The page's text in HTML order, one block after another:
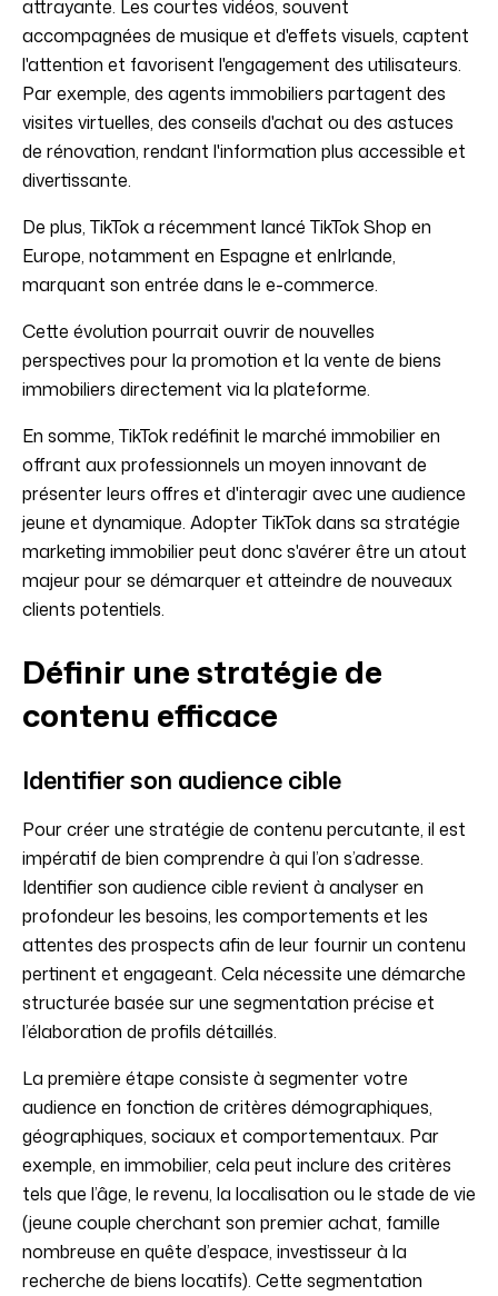
attrayante. Les courtes vidéos, souvent
accompagnées de musique et d'effets visuels, captent
l'attention et favorisent l'engagement des utilisateurs.
Par exemple, des agents immobiliers partagent des
visites virtuelles, des conseils d'achat ou des astuces
de rénovation, rendant l'information plus accessible et
divertissante.
De plus, TikTok a récemment lancé TikTok Shop en
Europe, notamment en Espagne et enIrlande,
marquant son entrée dans le e-commerce.
Cette évolution pourrait ouvrir de nouvelles
perspectives pour la promotion et la vente de biens
immobiliers directement via la plateforme.
En somme, TikTok redéfinit le marché immobilier en
offrant aux professionnels un moyen innovant de
présenter leurs offres et d'interagir avec une audience
jeune et dynamique. Adopter TikTok dans sa stratégie
marketing immobilier peut donc s'avérer être un atout
majeur pour se démarquer et atteindre de nouveaux
clients potentiels.
Définir une stratégie de
contenu efficace
Identifier son audience cible
Pour créer une stratégie de contenu percutante, il est
impératif de bien comprendre à qui l’on s’adresse.
Identifier son audience cible revient à analyser en
profondeur les besoins, les comportements et les
attentes des prospects afin de leur fournir un contenu
pertinent et engageant. Cela nécessite une démarche
structurée basée sur une segmentation précise et
l’élaboration de profils détaillés.
La première étape consiste à segmenter votre
audience en fonction de critères démographiques,
géographiques, sociaux et comportementaux. Par
exemple, en immobilier, cela peut inclure des critères
tels que l’âge, le revenu, la localisation ou le stade de vie
(jeune couple cherchant son premier achat, famille
nombreuse en quête d’espace, investisseur à la
recherche de biens locatifs). Cette segmentation